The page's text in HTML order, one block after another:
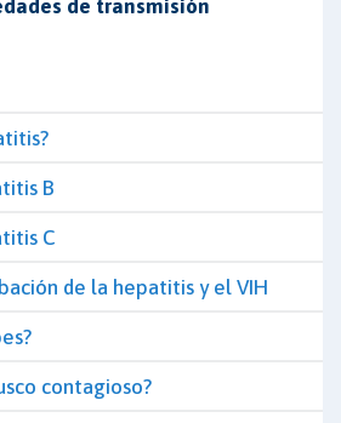
de transmisión
B
C
de la hepatitis y el VIH
contagioso?